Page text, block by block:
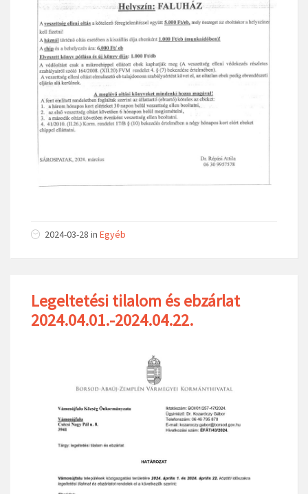
2024-03-28 in Egyéb
Legeltetési tilalom és ebzárlat
2024.04.01.-2024.04.22.